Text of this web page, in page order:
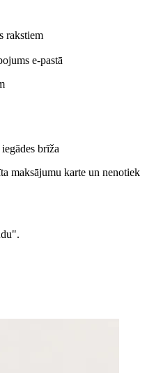
rakstiem
e-pastā
brīža
maksājumu karte un nenotiek